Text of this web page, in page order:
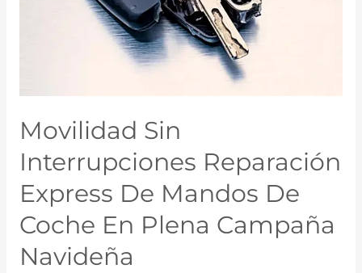
Movilidad Sin
Interrupciones Reparación
Express De Mandos De
Coche En Plena Campaña
Navideña